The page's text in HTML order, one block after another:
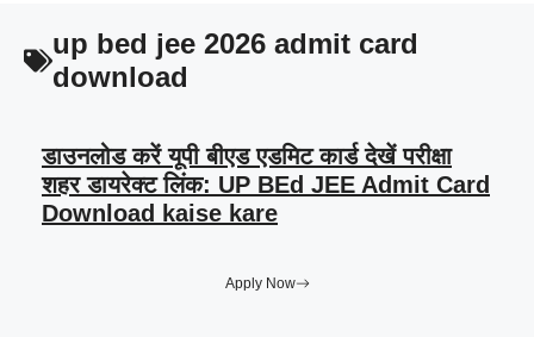
up bed jee 2026 admit card
download
डाउनलोड करें यूपी बीएड एडमिट कार्ड देखें परीक्षा
शहर डायरेक्ट लिंक: UP BEd JEE Admit Card
Download kaise kare
Apply Now